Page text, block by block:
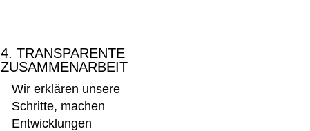
4. TRANSPARENTE
ZUSAMMENARBEIT
Wir erklären unsere
Schritte, machen
Entwicklungen